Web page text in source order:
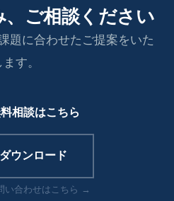
ご相談ください
題に合わせたご提案をいた
ます。
相談はこちら
ウンロード
い合わせはこちら →